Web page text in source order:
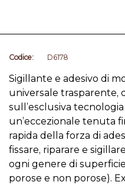
Codice: D6178
Sigillante e adesivo di
universale trasparente,
sull’esclusiva
un’eccezionale tenuta
rapida della forza di
fissare, riparare e
ogni genere di
porose e non porose).